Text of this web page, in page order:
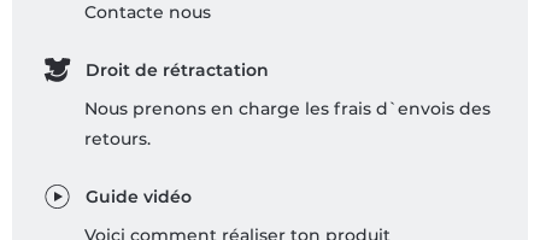
Contacte nous
Droit de rétractation
Nous prenons en charge les frais d`envois des
retours.
Guide vidéo
Voici comment réaliser ton produit